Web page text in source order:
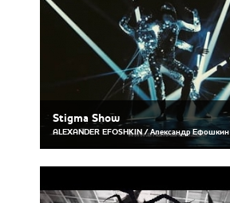
Stigma Show
ALEXANDER EFOSHKIN / Александр Ефошкин